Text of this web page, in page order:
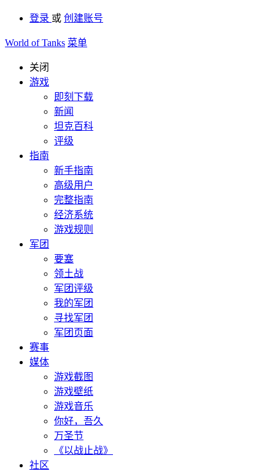
登录 或 创建账号
World of Tanks 菜单
关闭
游戏
即刻下载
新闻
坦克百科
评级
指南
新手指南
高级用户
完整指南
经济系统
游戏规则
军团
要塞
领土战
军团评级
我的军团
寻找军团
军团页面
赛事
媒体
游戏截图
游戏壁纸
游戏音乐
你好，吾久
万圣节
《以战止战》
社区